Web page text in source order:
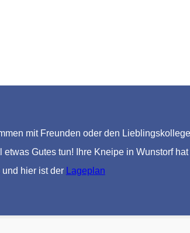
mit Freunden oder den
Gutes tun! Ihre Kneipe in Wunstorf
und hier ist der Lageplan